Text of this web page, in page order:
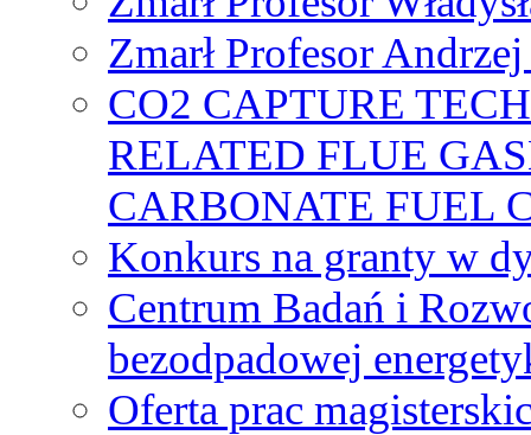
Zmarł Profesor
CO2 CAPTURE
RELATED FLUE
CARBONATE FUEL
Konkurs na granty w
Centrum Badań i
bezodpadowej
Oferta prac